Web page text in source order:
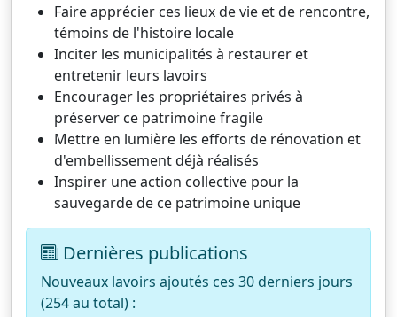
Faire apprécier ces lieux de vie et de rencontre,
témoins de l'histoire locale
Inciter les municipalités à restaurer et
entretenir leurs lavoirs
Encourager les propriétaires privés à
préserver ce patrimoine fragile
Mettre en lumière les efforts de rénovation et
d'embellissement déjà réalisés
Inspirer une action collective pour la
sauvegarde de ce patrimoine unique
Dernières publications
Nouveaux lavoirs ajoutés ces 30 derniers jours
(254 au total) :